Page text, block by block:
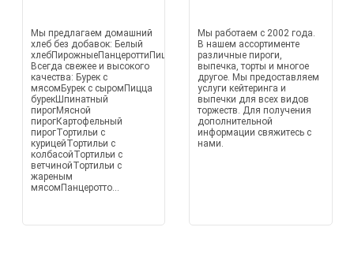
Мы предлагаем домашний
хлеб без добавок: Белый
хлебПирожныеПанцероттиПиццыТортильиБулочки
Всегда свежее и высокого
качества: Бурек с
мясомБурек с сыромПицца
бурекШпинатный
пирогМясной
пирогКартофельный
пирогТортильи с
курицейТортильи с
колбасойТортильи с
ветчинойТортильи с
жареным
мясомПанцеротто...
Мы работаем с 2002 года.
В нашем ассортименте
различные пироги,
выпечка, торты и многое
другое. Мы предоставляем
услуги кейтеринга и
выпечки для всех видов
торжеств. Для получения
дополнительной
информации свяжитесь с
нами.